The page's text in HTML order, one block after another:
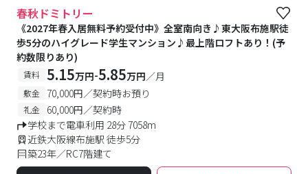
春秋ドミトリー
《2027年春入居無料予約受付中》全室南向き♪東大阪布施駅徒
歩5分のハイグレード学生マンション♪最上階ロフトあり！(予
約数限りあり)
賃料 5.15万円-5.85万円／月
敷金 70,000円／契約時お預り
礼金
60,000円／契約時
学校まで電車利用 28分 7058m
近鉄大阪線布施駅 徒歩5分
築23年／RC7階建て